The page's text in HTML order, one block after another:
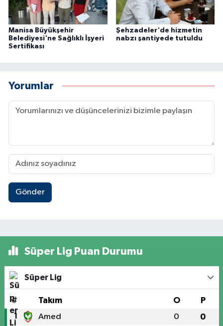
Manisa Büyükşehir
Belediyesi'ne Sağlıklı İşyeri
Sertifikası
Şehzadeler'de hizmetin
nabzı şantiyede tutuldu
Yorumlar
Gönder
Süper Lig Puan Durumu
Süper Lig
# Takım O P
1 Amed 0 0